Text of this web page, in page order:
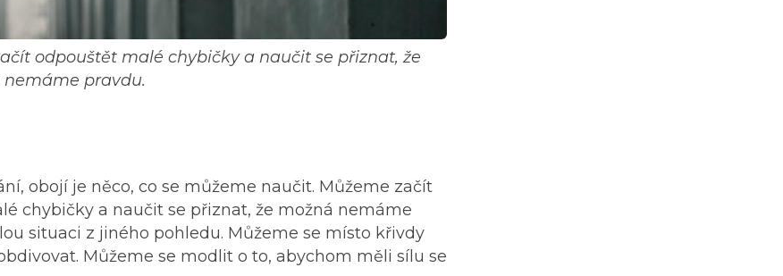
odpouštět malé chybičky a naučit se přiznat, že
nemáme pravdu.
obojí je něco, co se můžeme naučit. Můžeme začít
chybičky a naučit se přiznat, že možná nemáme
situaci z jiného pohledu. Můžeme se místo křivdy
Můžeme se modlit o to, abychom měli sílu se